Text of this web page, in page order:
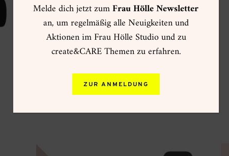
Sakura Pigma Micron (3 Größen)
Lieferzeit: ca. 3-5 Werktage
Melde dich jetzt zumFrau Hölle Newsletter
an, um regelmäßig alle Neuigkeiten und
Aktionen im Frau Hölle Studio und zu
create&CARE Themen zu erfahren.
ZUR ANMELDUNG